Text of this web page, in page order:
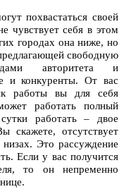
похвастаться своей
чувствует себя в этом
городах она ниже, но
свободную
авторитета и
и конкуренты. От вас
работы вы для себя
работать полный
работать – двое
скажете, отсутствует
Это рассуждение
Если у вас получится
то он непременно